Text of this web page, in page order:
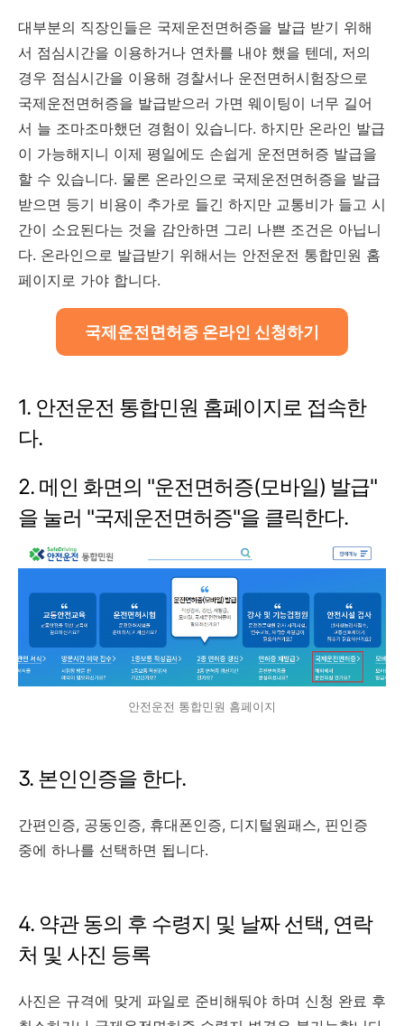
대부분의 직장인들은 국제운전면허증을 발급 받기 위해
서 점심시간을 이용하거나 연차를 내야 했을 텐데, 저의
경우 점심시간을 이용해 경찰서나 운전면허시험장으로
국제운전면허증을 발급받으러 가면 웨이팅이 너무 길어
서 늘 조마조마했던 경험이 있습니다. 하지만 온라인 발급
이 가능해지니 이제 평일에도 손쉽게 운전면허증 발급을
할 수 있습니다. 물론 온라인으로 국제운전면허증을 발급
받으면 등기 비용이 추가로 들긴 하지만 교통비가 들고 시
간이 소요된다는 것을 감안하면 그리 나쁜 조건은 아닙니
다. 온라인으로 발급받기 위해서는 안전운전 통합민원 홈
페이지로 가야 합니다.
국제운전면허증 온라인 신청하기
1. 안전운전 통합민원 홈페이지로 접속한
다.
2. 메인 화면의 "운전면허증(모바일) 발급"
을 눌러 "국제운전면허증"을 클릭한다.
안전운전 통합민원 홈페이지
3. 본인인증을 한다.
간편인증, 공동인증, 휴대폰인증, 디지털원패스, 핀인증
중에 하나를 선택하면 됩니다.
4. 약관 동의 후 수령지 및 날짜 선택, 연락
처 및 사진 등록
사진은 규격에 맞게 파일로 준비해둬야 하며 신청 완료 후